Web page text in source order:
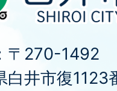
〒270-1492
白井市復1123